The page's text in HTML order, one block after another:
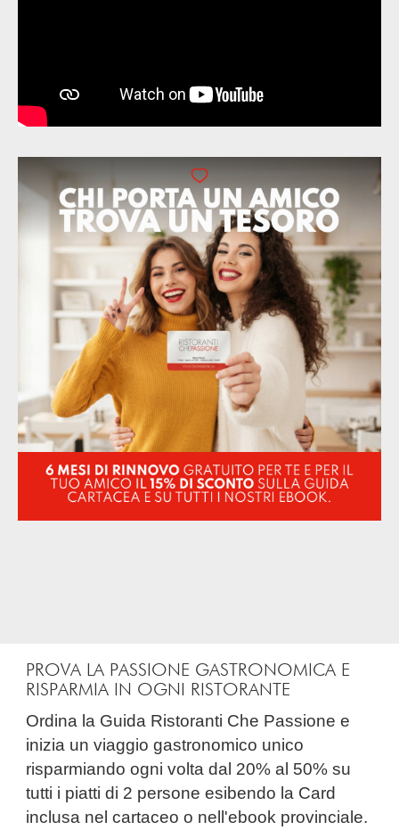
PROVA LA PASSIONE GASTRONOMICA E
RISPARMIA IN OGNI RISTORANTE
Ordina la Guida Ristoranti Che Passione e
inizia un viaggio gastronomico unico
risparmiando ogni volta dal 20% al 50% su
tutti i piatti di 2 persone esibendo la Card
inclusa nel cartaceo o nell'ebook provinciale.